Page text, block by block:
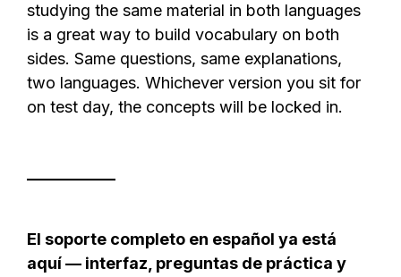
studying the same material in both languages
is a great way to build vocabulary on both
sides. Same questions, same explanations,
two languages. Whichever version you sit for
on test day, the concepts will be locked in.
El soporte completo en español ya está
aquí — interfaz, preguntas de práctica y